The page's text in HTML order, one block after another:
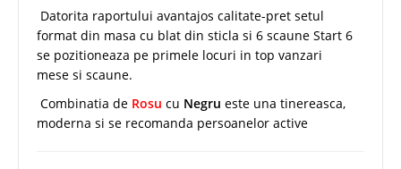
Datorita raportului avantajos calitate-pret setul
format din masa cu blat din sticla si 6 scaune Start 6
se pozitioneaza pe primele locuri in top vanzari
mese si scaune.
Combinatia de Rosu cu Negru este una tinereasca,
moderna si se recomanda persoanelor active